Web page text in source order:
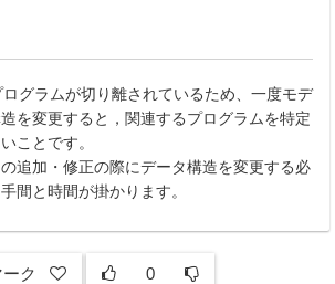
グラムが切り離されているため、一度モデ
を変更すると，関連するプログラムを特定
ことです。
追加・修正の際にデータ構造を変更する必
間と時間が掛かります。
ク 0